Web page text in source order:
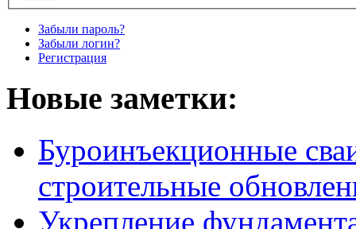
Забыли пароль?
Забыли логин?
Регистрация
Новые заметки:
Буроинъекционные
строительные
Укрепление